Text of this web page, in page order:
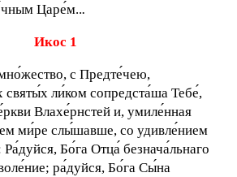
Царе́м...
Икос 1
с Предте́чею,
святы́х ли́ком сопредста́ша Тебе́,
Влахе́рнстей и, умиле́нная
ми́ре слы́шавше, со удивле́нием
Бо́га Отца́ безнача́льнаго
ра́дуйся, Бо́га Сы́на